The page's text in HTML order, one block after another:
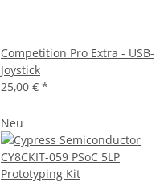
Competition Pro Extra - USB-
Joystick
25,00 € *
Neu